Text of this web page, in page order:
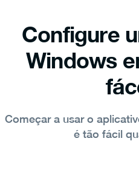
Configure
Windows
Começar a usar o
é tão fácil